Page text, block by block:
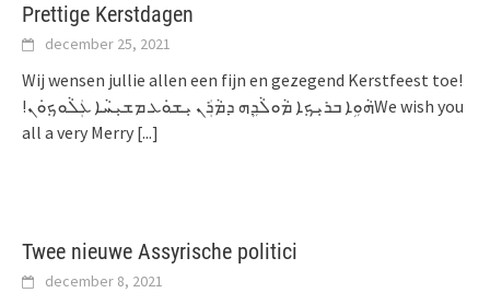
Prettige Kerstdagen
december 25, 2021
Wij wensen jullie allen een fijn en gezegend Kerstfeest toe!
!ܗܵܘܹܐ ܒܪܝܼܟ݂ܐ ܡܵܘܠܵܕܹܗ ܕܡܵܪܲܢ ܝܼܫܘܿܥ ܡܫܝܼܚܵܐ ܥܲܠܵܘܟ݂ܘܿܢWe wish you
all a very Merry [...]
Twee nieuwe Assyrische politici
december 8, 2021